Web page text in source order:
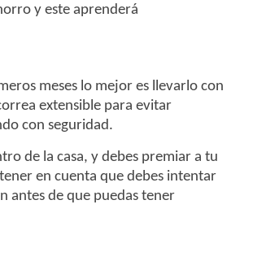
y este aprenderá
meses lo mejor es llevarlo con
extensible para evitar
con seguridad.
de la casa, y debes premiar a tu
en cuenta que debes intentar
antes de que puedas tener